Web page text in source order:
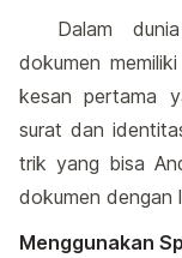
Dalam
dokumen
kesan pertama
surat dan
trik yang bisa
dokumen dengan
Menggunakan